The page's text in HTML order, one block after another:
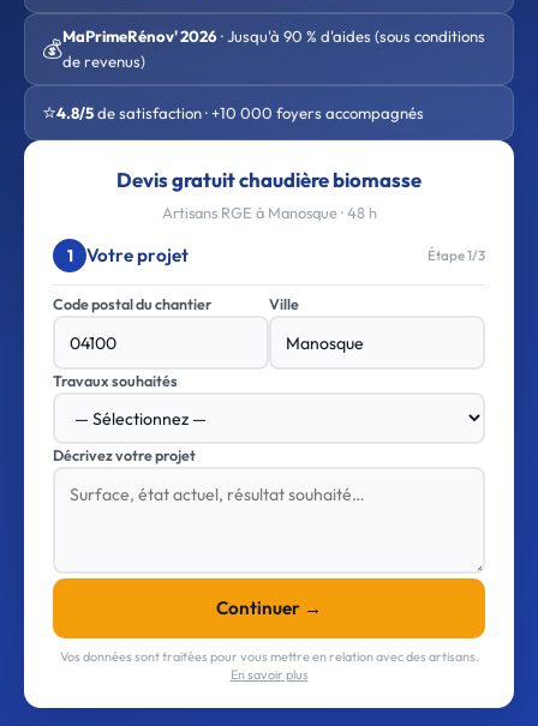
💰MaPrimeRénov' 2026· Jusqu'à 90 % d'aides (sous conditions
de revenus)
⭐4.8/5de satisfaction · +10 000 foyers accompagnés
Devis gratuit chaudière biomasse
Artisans RGE à Manosque · 48 h
1 Votre projet Étape 1/3
Code postal du chantier Ville
Travaux souhaités
Décrivez votre projet
Continuer →
Vos données sont traitées pour vous mettre en relation avec des artisans.
En savoir plus